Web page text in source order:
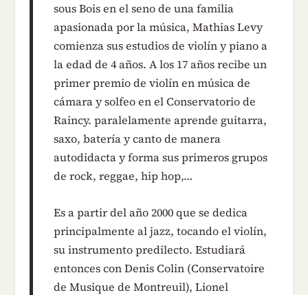
sous Bois en el seno de una familia
apasionada por la música, Mathias Levy
comienza sus estudios de violín y piano a
la edad de 4 años. A los 17 años recibe un
primer premio de violín en música de
cámara y solfeo en el Conservatorio de
Raincy. paralelamente aprende guitarra,
saxo, batería y canto de manera
autodidacta y forma sus primeros grupos
de rock, reggae, hip hop,…
Es a partir del año 2000 que se dedica
principalmente al jazz, tocando el violín,
su instrumento predilecto. Estudiará
entonces con Denis Colin (Conservatoire
de Musique de Montreuil), Lionel